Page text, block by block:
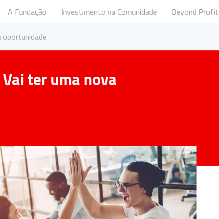
Santander Portugal
A Fundação Investimento na Comunidade Beyond
oportunidade
ter uma nova